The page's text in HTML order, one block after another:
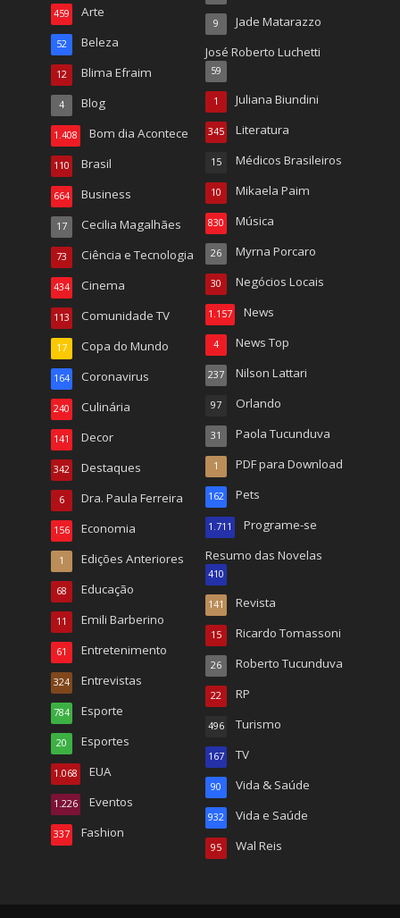
Arte
459
Beleza
52
Blima Efraim
12
Blog
4
Bom dia Acontece
1.408
Brasil
110
Business
664
Cecilia Magalhães
17
Ciência e Tecnologia
73
Cinema
434
Comunidade TV
113
Copa do Mundo
17
Coronavirus
164
Culinária
240
Decor
141
Destaques
342
Dra. Paula Ferreira
6
Economia
156
Edições Anteriores
1
Educação
68
Emili Barberino
11
Entretenimento
61
Entrevistas
324
Esporte
784
Esportes
20
EUA
1.068
Eventos
1.226
Fashion
337
Jade Matarazzo
9
José Roberto Luchetti
59
Juliana Biundini
1
Literatura
345
Médicos Brasileiros
15
Mikaela Paim
10
Música
830
Myrna Porcaro
26
Negócios Locais
30
News
1.157
News Top
4
Nilson Lattari
237
Orlando
97
Paola Tucunduva
31
PDF para Download
1
Pets
162
Programe-se
1.711
Resumo das Novelas
410
Revista
141
Ricardo Tomassoni
15
Roberto Tucunduva
26
RP
22
Turismo
496
TV
167
Vida & Saúde
90
Vida e Saúde
932
Wal Reis
95